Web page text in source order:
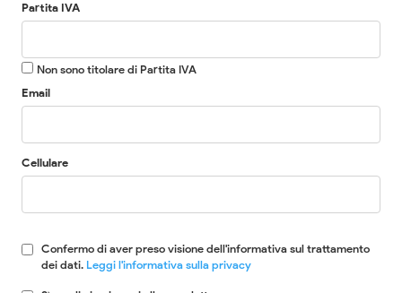
Partita IVA
Non sono titolare di Partita IVA
Email
Cellulare
Confermo di aver preso visione dell'informativa sul trattamento
dei dati. Leggi l'informativa sulla privacy